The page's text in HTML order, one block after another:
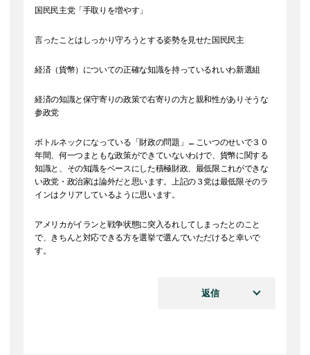
国民民主党「手取りを増やす」
言ったことはしっかり守ろうとする姿勢を見せた国民民主
経済（貨幣）についての正確な知識を持っているれいわ新選組
経済の知識と保守寄りの政策で右寄りの方と親和性がありそうな
参政党
ボトルネックになっている「財政の問題」←こいつのせいで３０
年間、何一つまともな政策ができていないわけで、貨幣に関する
知識と、その知識をベースにした積極財政、最低限これができな
い政党・政治家は論外だと思います。上記の３党は最低限そのラ
インはクリアしているように思います。
アメリカがイランと戦争状態に突入るれしてしまったとのこと
で、きちんと対応できる方を選挙で選んでいただけると幸いで
す。
返信